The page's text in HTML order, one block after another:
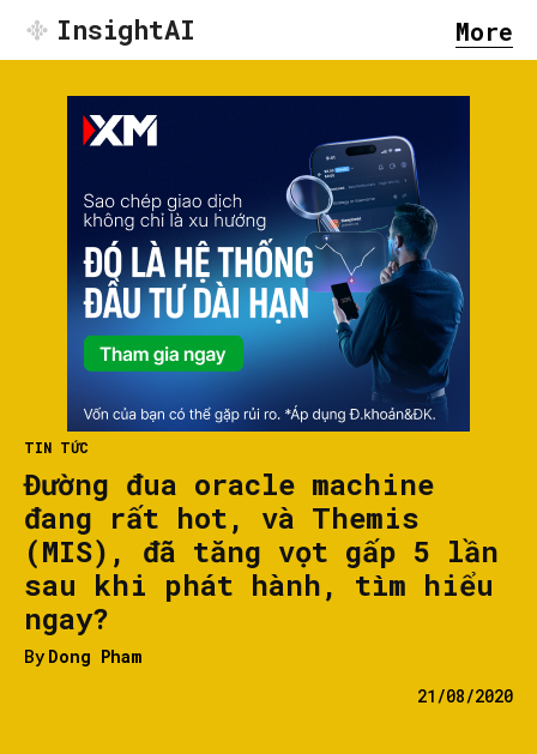
InsightAI More
TIN TỨC
Đường đua oracle machine
đang rất hot, và Themis
(MIS), đã tăng vọt gấp 5 lần
sau khi phát hành, tìm hiểu
ngay?
By Dong Pham
21/08/2020